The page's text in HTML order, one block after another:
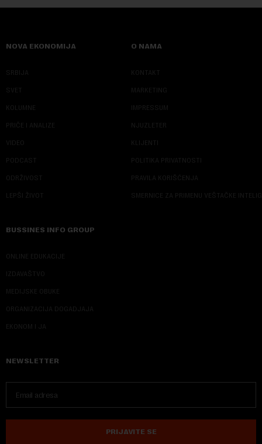
NOVA EKONOMIJA
SRBIJA
SVET
KOLUMNE
PRIČE I ANALIZE
VIDEO
PODCAST
ODRŽIVOST
LEPŠI ŽIVOT
O NAMA
KONTAKT
MARKETING
IMPRESSUM
NJUZLETER
KLIJENTI
POLITIKA PRIVATNOSTI
PRAVILA KORIŠĆENJA
SMERNICE ZA PRIMENU VEŠTAČKE
BUSSINES INFO GROUP
ONLINE EDUKACIJE
IZDAVAŠTVO
MEDIJSKE OBUKE
ORGANIZACIJA DOGADJAJA
EKONOM I JA
NEWSLETTER
PRIJAVITE SE